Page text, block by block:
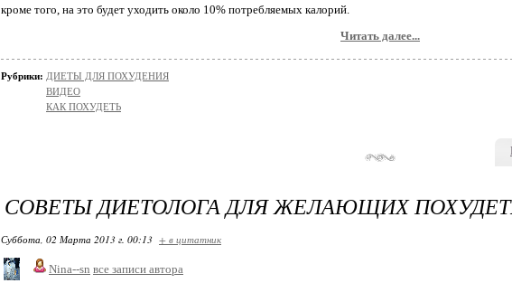
кроме того, на это будет уходить около 10% потребляемых калорий.
Читать далее...
Рубрики: ДИЕТЫ ДЛЯ ПОХУДЕНИЯ
ВИДЕО
КАК ПОХУДЕТЬ
СОВЕТЫ ДИЕТОЛОГА ДЛЯ ЖЕЛАЮЩИХ
Суббота, 02 Марта 2013 г. 00:13 + в цитатник
Nina--sn все записи автора